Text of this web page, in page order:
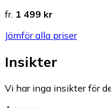
fr. 1 499 kr
Jämför alla priser
Insikter
Vi har inga insikter för